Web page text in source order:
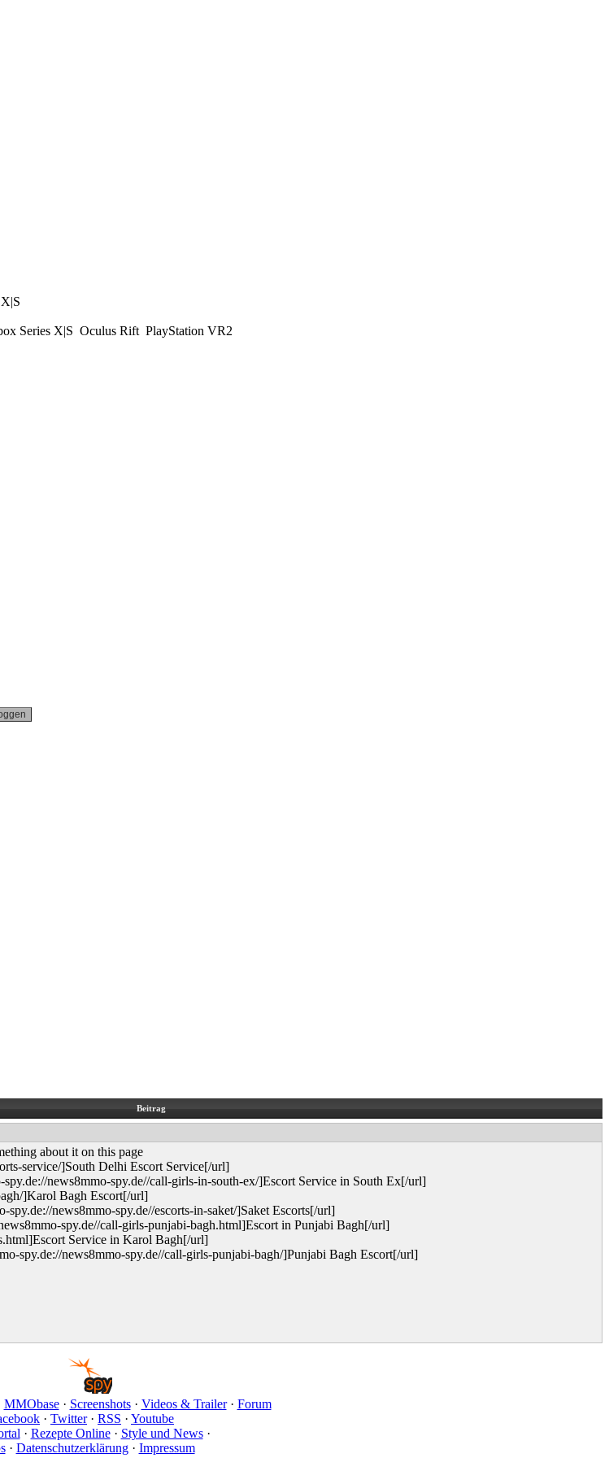
Series X|S Oculus Rift PlayStation VR2
Beitrag
about it on this page
service/]South Delhi Escort Service[/url]
news8mmo-spy.de//call-girls-in-south-ex/]Escort Service in South Ex[/url]
]Karol Bagh Escort[/url]
news8mmo-spy.de//escorts-in-saket/]Saket Escorts[/url]
spy.de//call-girls-punjabi-bagh.html]Escort in Punjabi Bagh[/url]
Service in Karol Bagh[/url]
spy.de://news8mmo-spy.de//call-girls-punjabi-bagh/]Punjabi Bagh Escort[/url]
MMObase· Screenshots· Videos & Trailer· Forum
· Twitter· RSS · Youtube
· Rezepte Online· Style und News·
· Datenschutzerklärung· Impressum